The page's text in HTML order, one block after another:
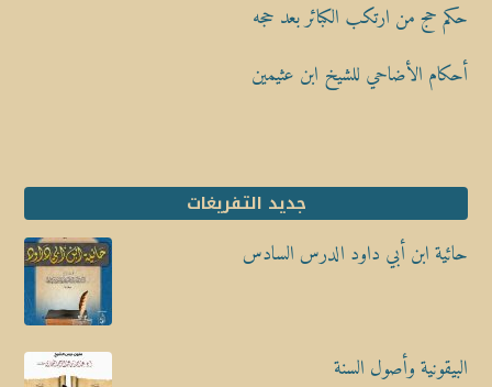
حكم حج من ارتكب الكبائر بعد حجه
أحكام الأضاحي للشيخ ابن عثيمين
جديد التفريغات
حائية ابن أبي داود الدرس السادس
البيقونية وأصول السنة